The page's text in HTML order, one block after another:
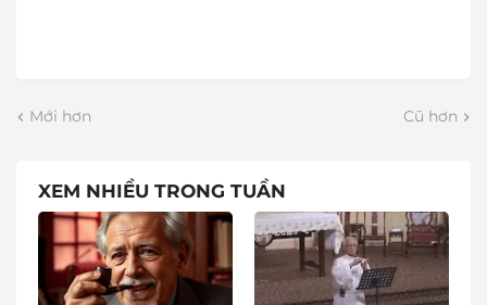
Mới hơn Cũ hơn
XEM NHIỀU TRONG TUẦN